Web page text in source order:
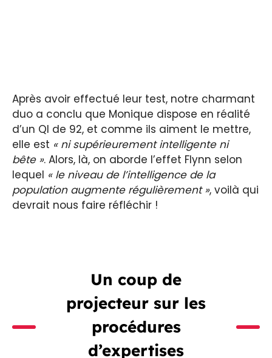
Après avoir effectué leur test, notre charmant
duo a conclu que Monique dispose en réalité
d’un QI de 92, et comme ils aiment le mettre,
elle est « ni supérieurement intelligente ni
bête ». Alors, là, on aborde l’effet Flynn selon
lequel « le niveau de l’intelligence de la
population augmente régulièrement », voilà qui
devrait nous faire réfléchir !
Un coup de
projecteur sur les
procédures
d’expertises